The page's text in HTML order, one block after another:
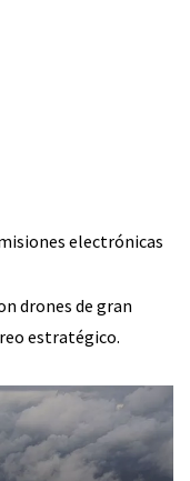
electrónicas
drones de gran
estratégico.